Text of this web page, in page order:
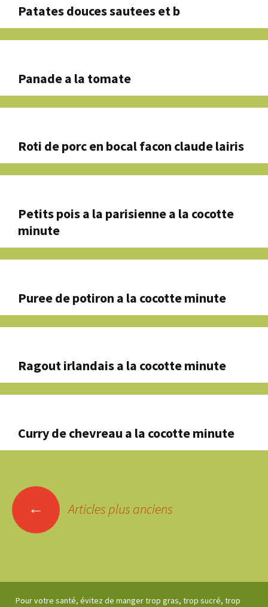
Patates douces sautees et b
Panade a la tomate
Roti de porc en bocal facon claude lairis
Petits pois a la parisienne a la cocotte
minute
Puree de potiron a la cocotte minute
Ragout irlandais a la cocotte minute
Curry de chevreau a la cocotte minute
Navigation
des
articles
← Articles plus anciens
Pour votre santé, évitez de manger trop gras, trop sucré, trop